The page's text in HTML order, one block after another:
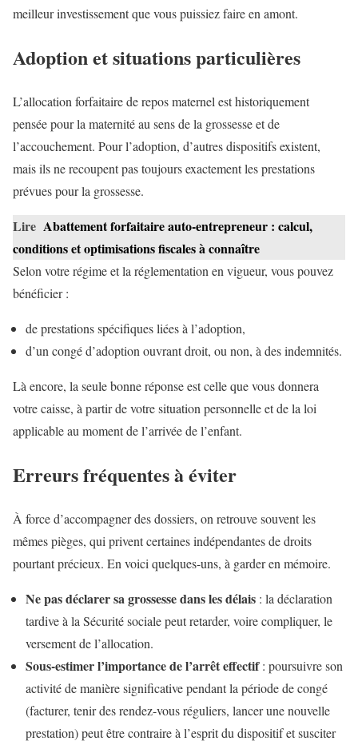
meilleur investissement que vous puissiez faire en amont.
Adoption et situations particulières
L’allocation forfaitaire de repos maternel est historiquement
pensée pour la maternité au sens de la grossesse et de
l’accouchement. Pour l’adoption, d’autres dispositifs existent,
mais ils ne recoupent pas toujours exactement les prestations
prévues pour la grossesse.
Lire Abattement forfaitaire auto-entrepreneur : calcul,
conditions et optimisations fiscales à connaître
Selon votre régime et la réglementation en vigueur, vous pouvez
bénéficier :
de prestations spécifiques liées à l’adoption,
d’un congé d’adoption ouvrant droit, ou non, à des indemnités.
Là encore, la seule bonne réponse est celle que vous donnera
votre caisse, à partir de votre situation personnelle et de la loi
applicable au moment de l’arrivée de l’enfant.
Erreurs fréquentes à éviter
À force d’accompagner des dossiers, on retrouve souvent les
mêmes pièges, qui privent certaines indépendantes de droits
pourtant précieux. En voici quelques-uns, à garder en mémoire.
Ne pas déclarer sa grossesse dans les délais : la déclaration
tardive à la Sécurité sociale peut retarder, voire compliquer, le
versement de l’allocation.
Sous-estimer l’importance de l’arrêt effectif: poursuivre son
activité de manière significative pendant la période de congé
(facturer, tenir des rendez-vous réguliers, lancer une nouvelle
prestation) peut être contraire à l’esprit du dispositif et susciter